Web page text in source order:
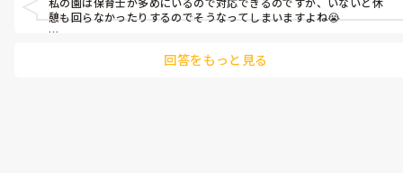
転職して新たな園で働いてるのですが、1歳半までは個々の睡眠
で、午前睡が必要な子には午前睡をして必要が無い子はしないと
憩も回らなかったりするのでそうなってしまいますよね😭
回答をもっと見る